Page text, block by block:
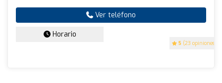
5 (23 opiniones)
Ver teléfono
Horario